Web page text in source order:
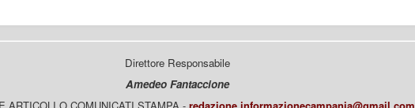
Direttore Responsabile
Amedeo Fantaccione